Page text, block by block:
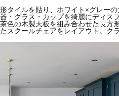
タイルを貼り、ホワイト×グレー
・グラス・カップを綺麗にディス
色の木製天板を組み合わせた長方
スクールチェアをレイアウト。ク